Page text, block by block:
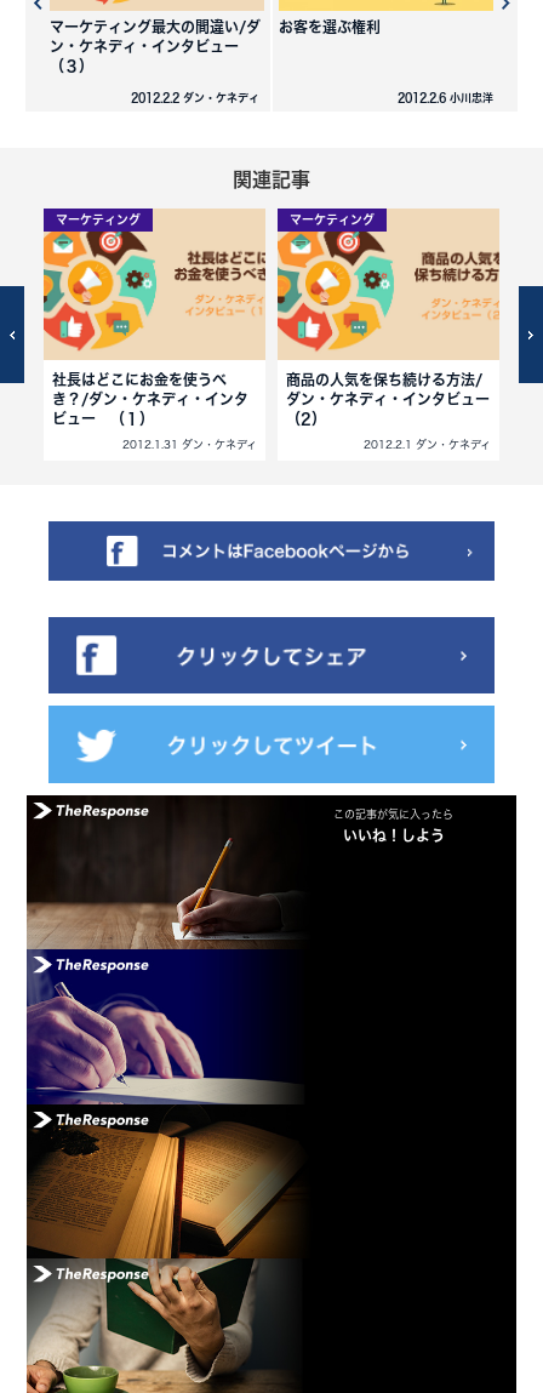
マーケティング最大の間違い/ダ
ン・ケネディ・インタビュー
（３）
2012.2.2 ダン・ケネディ
お客を選ぶ権利
2012.2.6 小川忠洋
関連記事
マーケティング
社長はどこにお金を使うべ
き？/ダン・ケネディ・インタ
ビュー （１）
2012.1.31 ダン・ケネディ
マーケティング
商品の人気を保ち続ける方法/
ダン・ケネディ・インタビュー
（2）
2012.2.1 ダン・ケネディ
この記事が気に入ったら
いいね！しよう